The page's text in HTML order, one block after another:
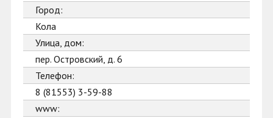
Город:
Кола
Улица, дом:
пер. Островский, д. 6
Телефон:
8 (81553) 3-59-88
www: